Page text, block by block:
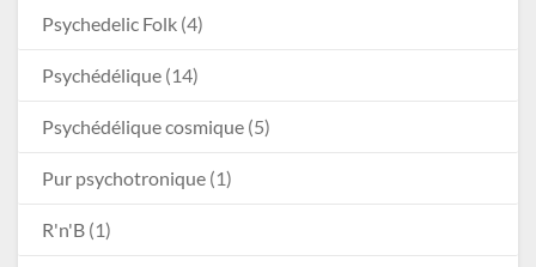
Psychedelic Folk (4)
Psychédélique (14)
Psychédélique cosmique (5)
Pur psychotronique (1)
R'n'B (1)